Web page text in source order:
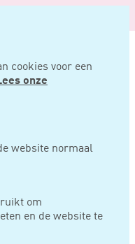
cookies voor een
onze
website normaal
om
en de website te
emissiezones